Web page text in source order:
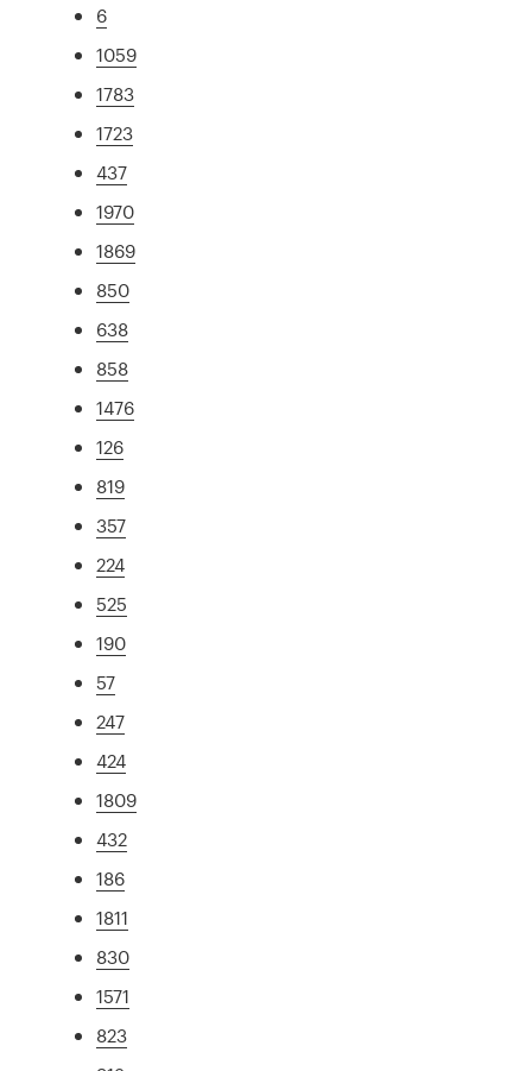
6
1059
1783
1723
437
1970
1869
850
638
858
1476
126
819
357
224
525
190
57
247
424
1809
432
186
1811
830
1571
823